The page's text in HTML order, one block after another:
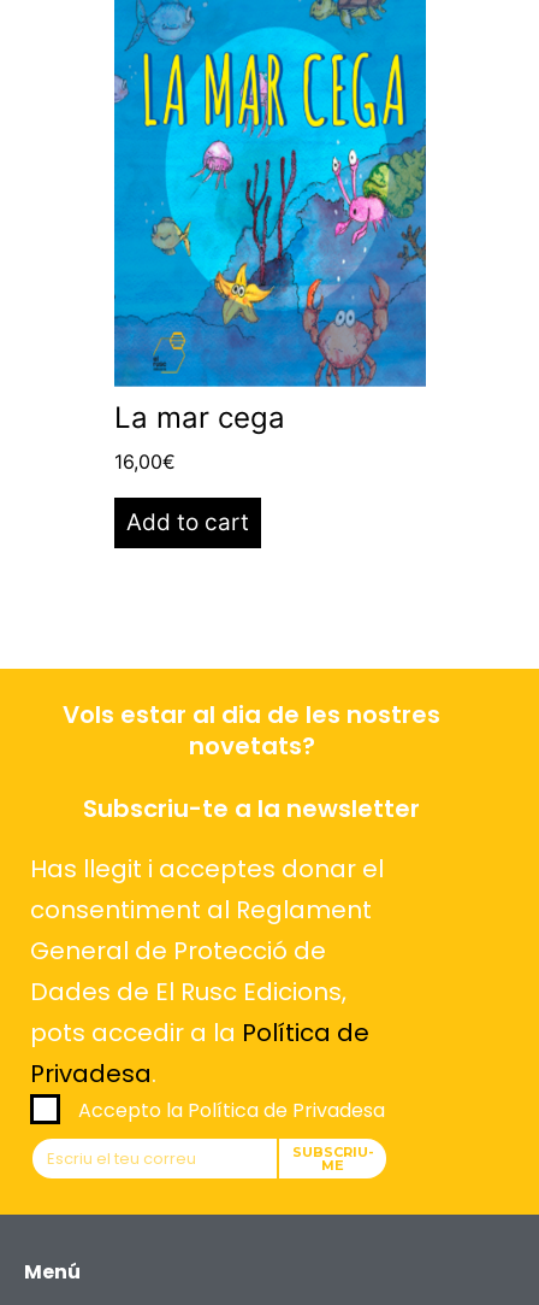
La mar cega
16,00€
Add to cart
Vols estar al dia de les nostres
novetats?
Subscriu-te a la newsletter
Has llegit i acceptes donar el
consentiment al Reglament
General de Protecció de
Dades de El Rusc Edicions,
pots accedir a la Política de
Privadesa.
Accepto la Política de Privadesa
SUBSCRIU-
ME
Menú